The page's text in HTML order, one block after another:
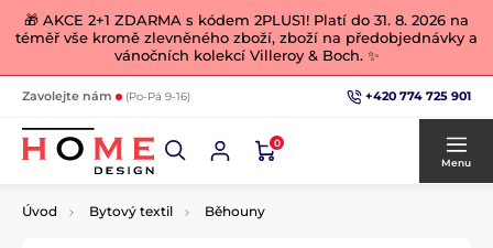
🎁 AKCE 2+1 ZDARMA s kódem 2PLUS1! Platí do 31. 8. 2026 na
téměř vše kromě zlevněného zboží, zboží na předobjednávky a
vánočních kolekcí Villeroy & Boch. ✨
Zavolejte nám (Po-Pá 9-16) +420 774 725 901
0
Menu
Úvod Bytový textil Běhouny